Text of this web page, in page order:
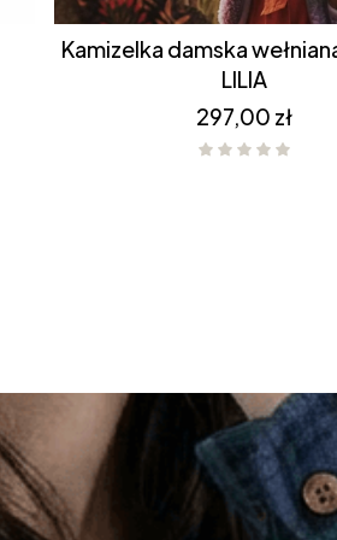
Kamizelka damska wełniana MERINO
LILIA
Cena
297,00 zł